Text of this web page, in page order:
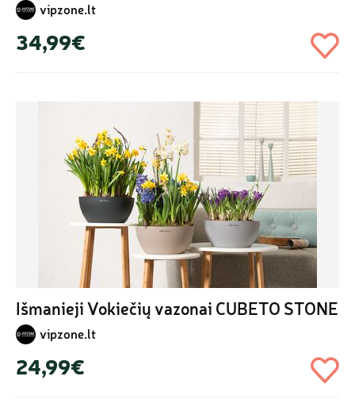
vipzone.lt
34,99€
Išmanieji Vokiečių vazonai CUBETO STONE
vipzone.lt
24,99€